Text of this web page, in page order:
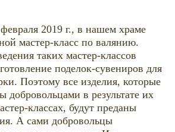
2019 г., в нашем храме
мастер-класс по валянию.
таких мастер-классов
поделок-сувениров для
Поэтому все изделия, которые
добровольцами в результате их
классах, будут преданы
А сами добровольцы